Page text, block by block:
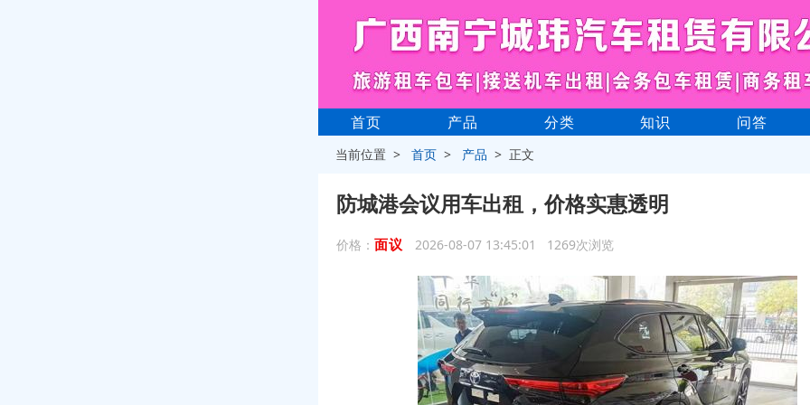
首页 产品 分类 知识 问答
当前位置 >首页 > 产品 > 正文
防城港会议用车出租，价格实惠透明
价格： 面议 2026-08-07 13:45:01 1269次浏览